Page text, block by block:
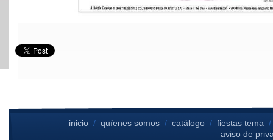
inicio /quíenes somos /catálogo / fiestas tema
aviso de